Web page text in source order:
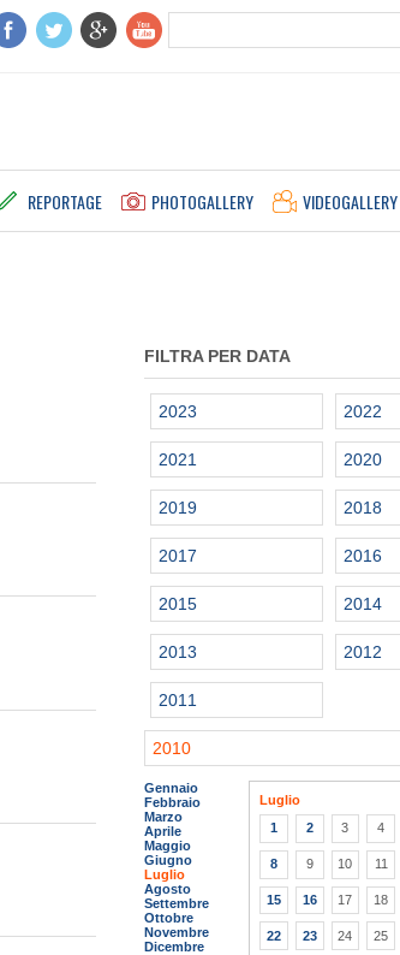
REPORTAGE PHOTOGALLERY VIDEOGALLERY
FILTRA PER DATA
2023 2022
2021 2020
2019 2018
2017 2016
2015 2014
2013 2012
2011
2010
Gennaio
Febbraio
Marzo
Aprile
Maggio
Giugno
Luglio
Agosto
Settembre
Ottobre
Novembre
Dicembre
Luglio
1
2 3 4
8 9 10 11
15 16 17 18
22 23 24 25